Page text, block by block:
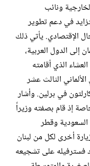
ونائب
في دعم تطوير
الإقتصادي. يأتي ذلك
إلى ‏الدول العربية،
الذي أقامته
الثالث عشر
فندق ريتزكارلتون في برلين. وأشار
إذ قام بصفته وزيراً
وقطر
‏في يناير 2010 تبعتها زيارة أخرى لكل من لبنان
فسترفيله على تشجيعه